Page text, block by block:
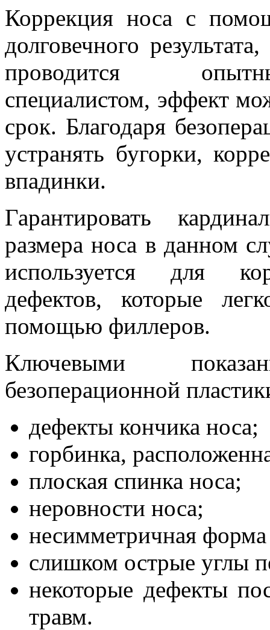
Коррекция носа с
долговечного
проводится
специалистом, эффект
срок. Благодаря
устранять бугорки,
впадинки.
Гарантировать
размера носа в данном
используется для
дефектов, которые
помощью филлеров.
Ключевыми
безоперационной
дефекты кончика носа;
горбинка,
плоская спинка носа;
неровности носа;
несимметричная
слишком острые углы
некоторые дефекты
травм.